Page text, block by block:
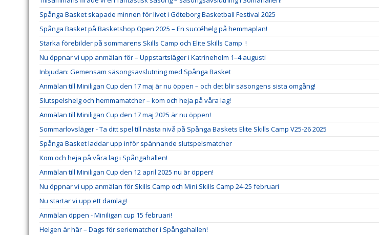
Spånga Basket skapade minnen för livet i Göteborg Basketball Festival 2025
Spånga Basket på Basketshop Open 2025 – En succéhelg på hemmaplan!
Starka förebilder på sommarens Skills Camp och Elite Skills Camp !
Nu öppnar vi upp anmälan för – Uppstartsläger i Katrineholm 1–4 augusti
Inbjudan: Gemensam säsongsavslutning med Spånga Basket
Anmälan till Miniligan Cup den 17 maj är nu öppen – och det blir säsongens sista omgång!
Slutspelshelg och hemmamatcher – kom och heja på våra lag!
Anmälan till Miniligan Cup den 17 maj 2025 är nu öppen!
Sommarlovsläger - Ta ditt spel till nästa nivå på Spånga Baskets Elite Skills Camp V25-26 2025
Spånga Basket laddar upp inför spännande slutspelsmatcher
Kom och heja på våra lag i Spångahallen!
Anmälan till Miniligan Cup den 12 april 2025 nu är öppen!
Nu öppnar vi upp anmälan för Skills Camp och Mini Skills Camp 24-25 februari
Nu startar vi upp ett damlag!
Anmälan öppen - Miniligan cup 15 februari!
Helgen är här – Dags för seriematcher i Spångahallen!